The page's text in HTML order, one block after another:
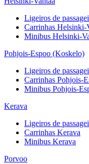
Ligeiros de
Carrinhas Helsinki-
Minibus Helsinki-
Pohjois-Espoo (Koskelo)
Ligeiros de
Carrinhas Pohjois-
Minibus Pohjois-
Kerava
Ligeiros de
Carrinhas Kerava
Minibus Kerava
Porvoo